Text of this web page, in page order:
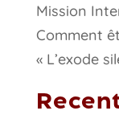
Mission
Comment
« L’exode